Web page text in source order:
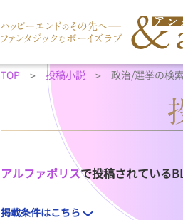
TOP 投稿小説 政治/選挙の検
アルファポリスで投稿されている
掲載条件はこちら